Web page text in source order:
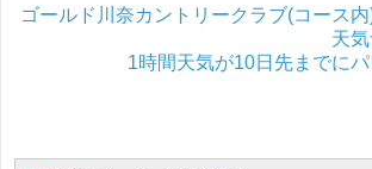
ゴールド川奈カントリークラブ(コース
天気
1時間天気が10日先までにパ